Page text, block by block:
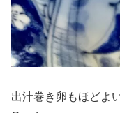
出汁巻き卵もほどよ